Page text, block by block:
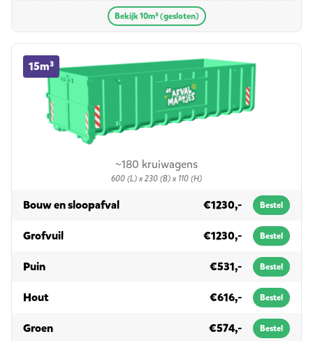
Bekijk 10m³ (gesloten)
~180 kruiwagens
600 (L) x 230 (B) x 110 (H)
15m³
15m³ container huren
Bouw en sloopafvalin 15m³ €1230,- Bestel
Grofvuilin 15m³ €1230,- Bestel
Puinin 15m³ €531,- Bestel
Houtin 15m³ €616,- Bestel
Groenin 15m³ €574,- Bestel